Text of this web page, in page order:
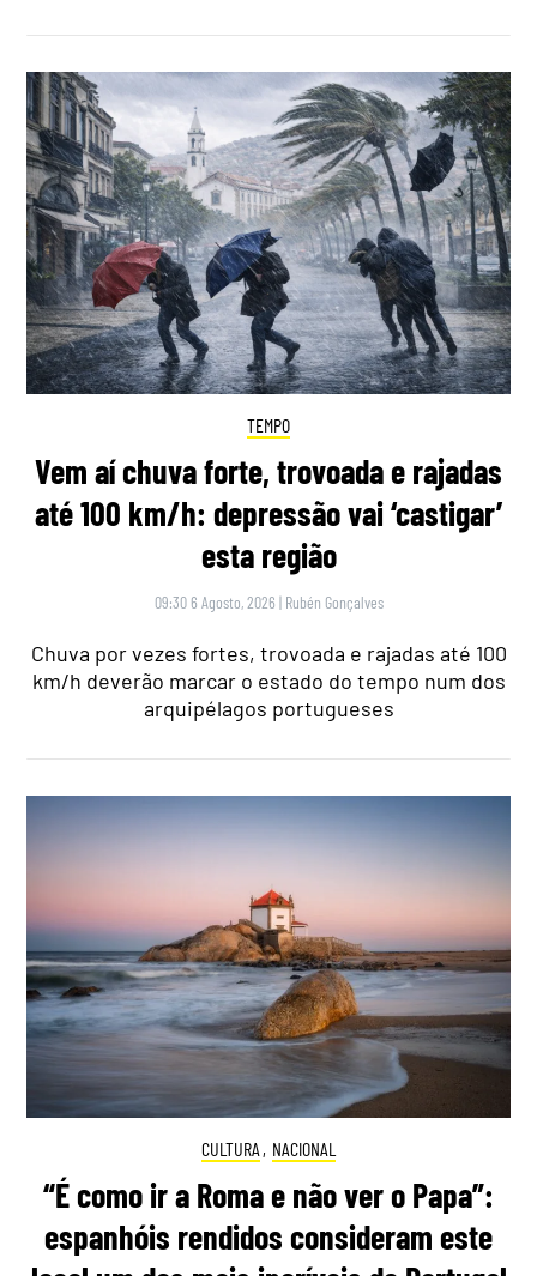
TEMPO
Vem aí chuva forte, trovoada e rajadas
até 100 km/h: depressão vai ‘castigar’
esta região
09:30 6 Agosto, 2026 | Rubén Gonçalves
Chuva por vezes fortes, trovoada e rajadas até 100
km/h deverão marcar o estado do tempo num dos
arquipélagos portugueses
CULTURA , NACIONAL
“É como ir a Roma e não ver o Papa”:
espanhóis rendidos consideram este